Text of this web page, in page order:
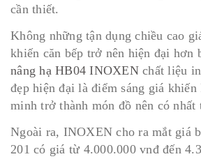
cần thiết.
Không những tận dụng chiều cao
khiến căn bếp trở nên hiện đại hơn
nâng hạ HB04 INOXENchất liệu
đẹp hiện đại là điểm sáng giá khiến
minh trở thành món đồ nên có nhất
Ngoài ra, INOXEN cho ra mắt giá
201 có giá từ 4.000.000 vnđ đến